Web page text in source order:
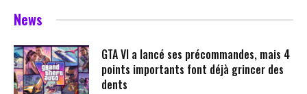
News
GTA VI a lancé ses précommandes, mais 4
points importants font déjà grincer des
dents